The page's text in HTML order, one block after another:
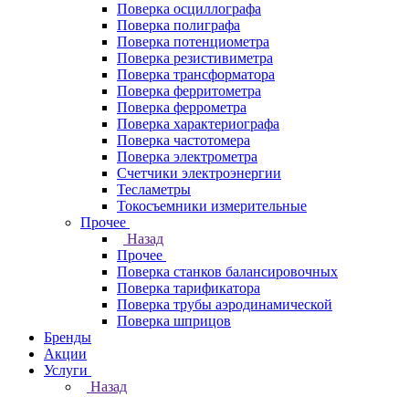
Поверка осциллографа
Поверка полиграфа
Поверка потенциометра
Поверка резистивиметра
Поверка трансформатора
Поверка ферритометра
Поверка феррометра
Поверка характериографа
Поверка частотомера
Поверка электрометра
Счетчики электроэнергии
Тесламетры
Токосъемники измерительные
Прочее
Назад
Прочее
Поверка станков балансировочных
Поверка тарификатора
Поверка трубы аэродинамической
Поверка шприцов
Бренды
Акции
Услуги
Назад